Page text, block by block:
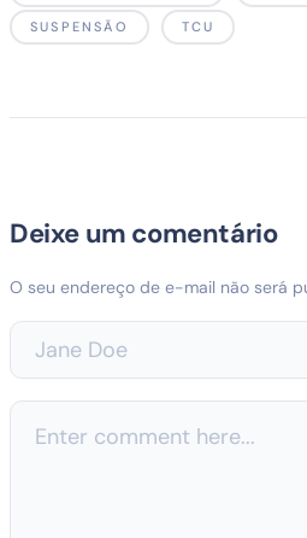
SUSPENSÃO TCU
Deixe um comentário
O seu endereço de e-mail não será